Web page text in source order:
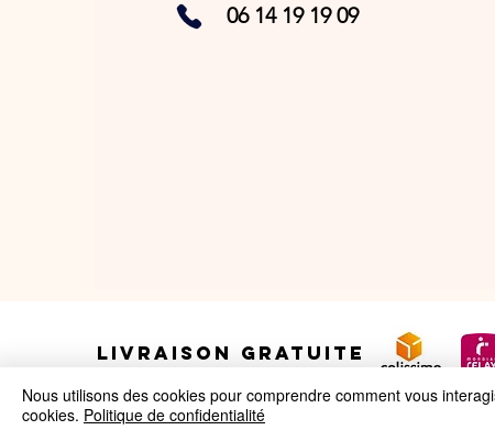
06 14 19 19 09
LIVRAISON GRATUITE
Nous utilisons des cookies pour comprendre comment vous
cookies. Politique de confidentialité